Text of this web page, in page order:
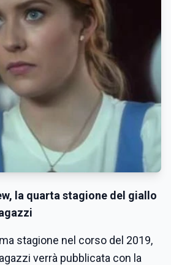
la quarta stagione del giallo
stagione nel corso del 2019,
verrà pubblicata con la